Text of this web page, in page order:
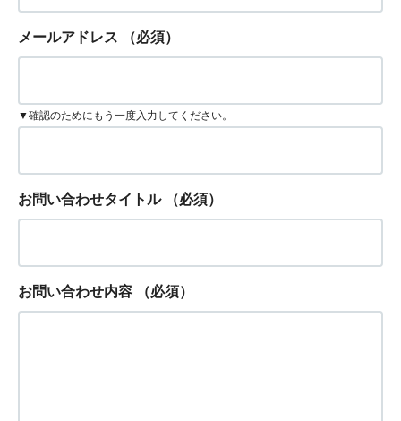
メールアドレス （必須）
▼確認のためにもう一度入力してください。
お問い合わせタイトル （必須）
お問い合わせ内容 （必須）